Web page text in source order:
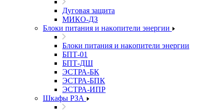
Дуговая защита
МИКО-ДЗ
Блоĸи питания и наĸопители энергии
Блоĸи питания и наĸопители энергии
БПТ-01
БПТ-ДШ
ЭСТРА-БК
ЭСТРА-БПК
ЭСТРА-ИПР
Шкафы РЗА